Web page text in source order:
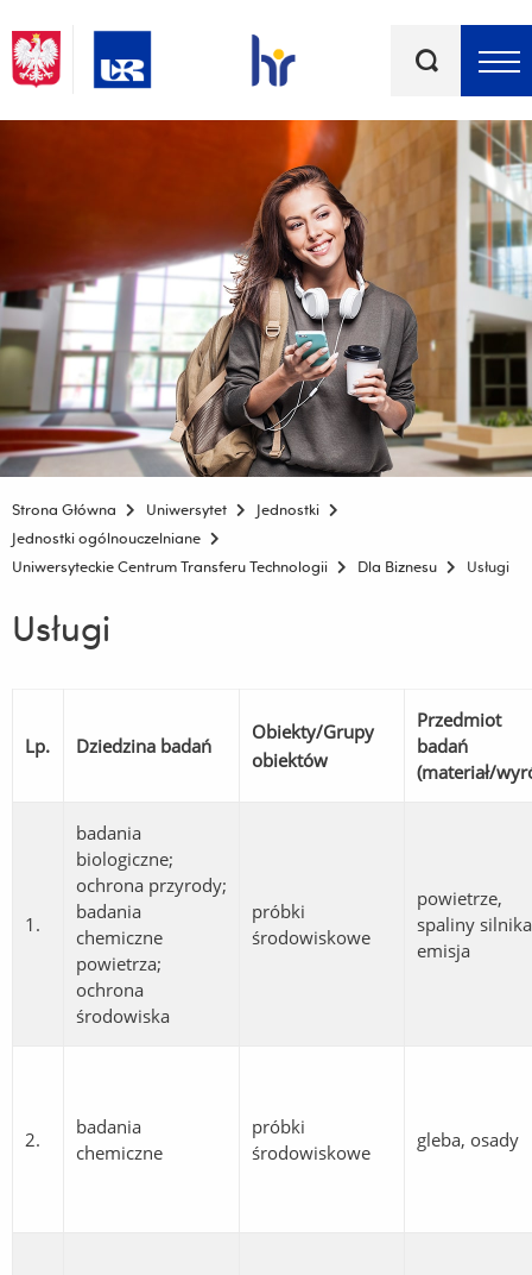
kluczowe
Strona Główna Uniwersytet
Jednostki
Jednostki ogólnouczelniane
Uniwersyteckie Centrum Transferu Technologii
Dla Biznesu Usługi
Usługi
Lp. Dziedzina badań
Obiekty/Grupy
obiektów
Przedmiot
badań
(materiał/
1.
badania
biologiczne;
ochrona przyrody;
badania
chemiczne
powietrza;
ochrona
środowiska
próbki
środowiskowe
powietrze,
spaliny
emisja
2.
badania
chemiczne
próbki
środowiskowe
gleba, osady